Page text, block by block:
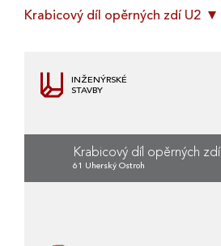
Krabicový díl opěrných zdí U2
INŽENÝRSKÉ
STAVBY
Krabicový díl opěrných
61 Uherský Ostroh